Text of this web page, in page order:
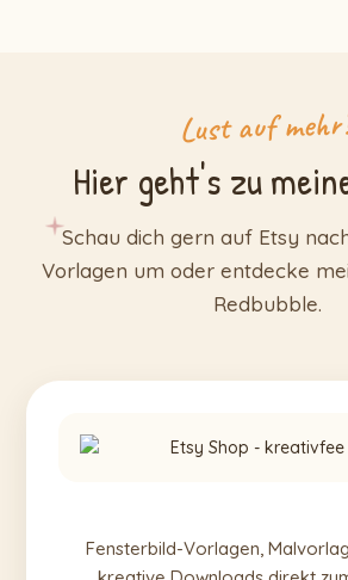
Lust auf
Hier geht's zu
Schau dich gern auf Etsy
Vorlagen um oder entdecke
Redbubble.
Fensterbild-Vorlagen,